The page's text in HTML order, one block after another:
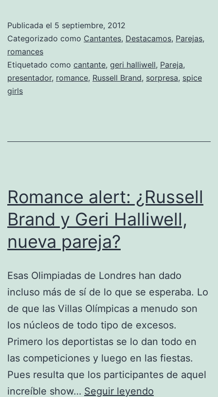
Geri
nueva
pareja-
Publicada el 5 septiembre, 2012
Categorizado como Cantantes, Destacamos, Parejas,
romances
Etiquetado como cantante, geri halliwell, Pareja,
presentador, romance, Russell Brand, sorpresa, spice
girls
Romance alert: ¿Russell
Brand y Geri Halliwell,
nueva pareja?
Esas Olimpiadas de Londres han dado
incluso más de sí de lo que se esperaba. Lo
de que las Villas Olímpicas a menudo son
los núcleos de todo tipo de excesos.
Primero los deportistas se lo dan todo en
las competiciones y luego en las fiestas.
Pues resulta que los participantes de aquel
increíble show… Seguir leyendo